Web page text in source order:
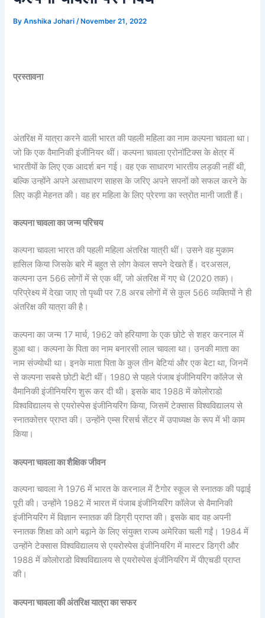
ByAnshika Johari/ November 21, 2022
प्रस्तावना
अंतरिक्ष में यात्रा करने वाली भारत की पहली महिला का नाम कल्पना चावला था।
जो कि एक वैमानिकी इंजीनियर थीं। कल्पना चावला एरोनॉटिक्स के क्षेत्र में
भारतीयों के लिए एक आदर्श बन गई। वह एक साधारण भारतीय लड़की नहीं थी,
बल्कि उन्होंने अपने असाधारण साहस के जरिए अपने सपनों को सफल करने के
लिए कड़ी मेहनत की। वह हर महिला के लिए प्रेरणा का स्त्रोत मानी जाती हैं।
कल्पना चावला का जन्म परिचय
कल्पना चावला भारत की पहली महिला अंतरिक्ष यात्री थीं। उसने वह मुकाम
हासिल किया जिसके बारे में बहुत से लोग केवल सपने देखते हैं। दरअसल,
कल्पना उन 566 लोगों में से एक थीं, जो अंतरिक्ष में गए थे (2020 तक)।
परिप्रेक्ष्य में देखा जाए तो पृथ्वी पर 7.8 अरब लोगों में से कुल 566 व्यक्तियों ने ही
अंतरिक्ष की यात्रा की है।
कल्पना का जन्म 17 मार्च, 1962 को हरियाणा के एक छोटे से शहर करनाल में
हुआ था। कल्पना के पिता का नाम बनारसी लाल चावला था। उनकी माता का
नाम संज्योथी था। इनके माता पिता के कुल तीन बेटियां और एक बेटा था, जिनमें
से कल्पना सबसे छोटी बेटी थीं। 1980 से पहले पंजाब इंजीनियरिंग कॉलेज से
वैमानिकी इंजीनियरिंग शुरू कर दी थी। इसके बाद 1988 में कोलोराडो
विश्वविद्यालय से एयरोस्पेस इंजीनियरिंग किया, जिसमें टेक्सास विश्वविद्यालय से
स्नातकोत्तर प्राप्त की। उन्होंने एम्स रिसर्च सेंटर में उपाध्यक्ष के रूप में भी काम
किया।
कल्पना चावला का शैक्षिक जीवन
कल्पना चावला ने 1976 में भारत के करनाल में टैगोर स्कूल से स्नातक की पढ़ाई
पूरी की। उन्होंने 1982 में भारत में पंजाब इंजीनियरिंग कॉलेज से वैमानिकी
इंजीनियरिंग में विज्ञान स्नातक की डिग्री प्राप्त की। इसके बाद वह अपनी
स्नातक शिक्षा को आगे बढ़ाने के लिए संयुक्त राज्य अमेरिका चली गईं। 1984 में
उन्होंने टेक्सास विश्वविद्यालय से एयरोस्पेस इंजीनियरिंग में मास्टर डिग्री और
1988 में कोलोराडो विश्वविद्यालय से एयरोस्पेस इंजीनियरिंग में पीएचडी प्राप्त
की।
कल्पना चावला की अंतरिक्ष यात्रा का सफर